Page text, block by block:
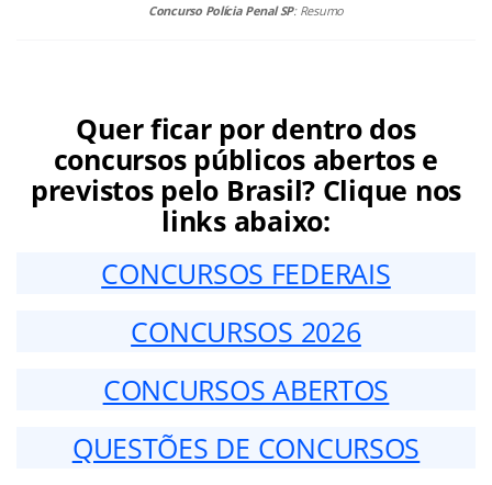
Concurso Polícia Penal SP: Resumo
Quer ficar por dentro dos
concursos públicos abertos e
previstos pelo Brasil? Clique nos
links abaixo:
CONCURSOS FEDERAIS
CONCURSOS 2026
CONCURSOS ABERTOS
QUESTÕES DE CONCURSOS